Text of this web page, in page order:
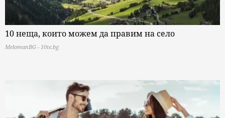
10 неща, които можем да правим на село
MelomanBG - 10te.bg